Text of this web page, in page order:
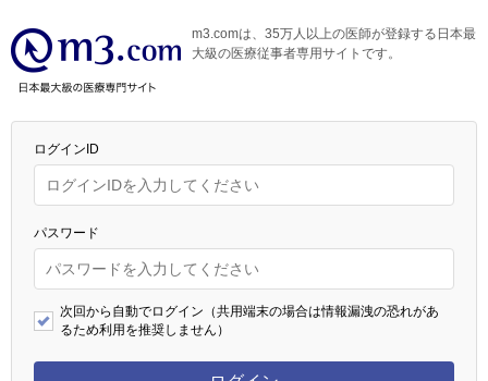
m3.comは、35万人以上の医師が登録する日本最
大級の医療従事者専用サイトです。
ログインID
パスワード
次回から自動でログイン（共用端末の場合は情報漏洩の恐れがあ
るため利用を推奨しません）